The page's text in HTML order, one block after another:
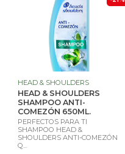
HEAD & SHOULDERS
HEAD & SHOULDERS
SHAMPOO ANTI-
COMEZÓN 650ML.
PERFECTOS PARA TI
SHAMPOO HEAD &
SHOULDERS ANTI-COMEZÓN
Q...